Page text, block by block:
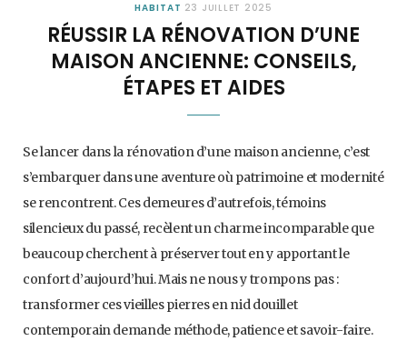
HABITAT 23 JUILLET 2025
RÉUSSIR LA RÉNOVATION D’UNE
MAISON ANCIENNE: CONSEILS,
ÉTAPES ET AIDES
Se lancer dans la rénovation d’une maison ancienne, c’est
s’embarquer dans une aventure où patrimoine et modernité
se rencontrent. Ces demeures d’autrefois, témoins
silencieux du passé, recèlent un charme incomparable que
beaucoup cherchent à préserver tout en y apportant le
confort d’aujourd’hui. Mais ne nous y trompons pas :
transformer ces vieilles pierres en nid douillet
contemporain demande méthode, patience et savoir-faire.